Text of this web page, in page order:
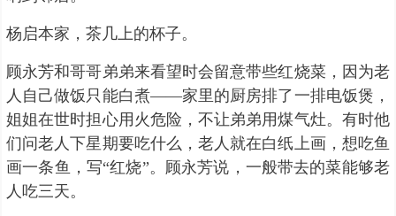
杨启本家，茶几上的杯子。
顾永芳和哥哥弟弟来看望时会留意带些红烧菜，因为老
人自己做饭只能白煮——家里的厨房排了一排电饭煲，
姐姐在世时担心用火危险，不让弟弟用煤气灶。有时他
们问老人下星期要吃什么，老人就在白纸上画，想吃鱼
画一条鱼，写“红烧”。顾永芳说，一般带去的菜能够老
人吃三天。